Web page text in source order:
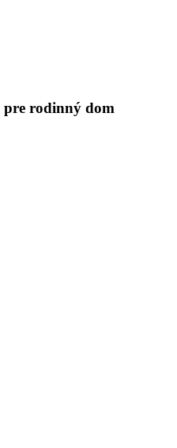
pre rodinný dom